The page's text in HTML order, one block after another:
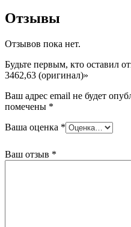
Отзывы
Отзывов пока нет.
Будьте первым, кто оставил
3462,63 (оригинал)»
Ваш адрес email не будет
помечены *
Ваша оценка *
Ваш отзыв *